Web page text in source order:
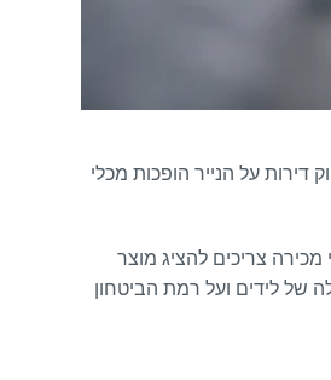
על הנייר הופכות מכלי
מכירה צריכים להציג מוצר
של לידים ועל רמת הביטחון